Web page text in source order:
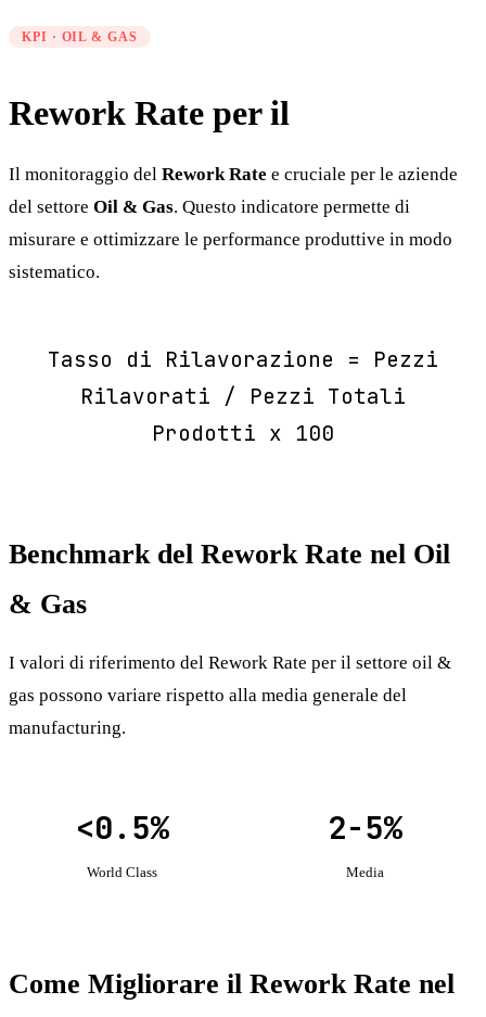
KPI · OIL & GAS
Rework Rate per il
Il monitoraggio del Rework Rate e cruciale per le aziende
del settore Oil & Gas. Questo indicatore permette di
misurare e ottimizzare le performance produttive in modo
sistematico.
Tasso di Rilavorazione = Pezzi
Rilavorati / Pezzi Totali
Prodotti x 100
Benchmark del Rework Rate nel Oil
& Gas
I valori di riferimento del Rework Rate per il settore oil &
gas possono variare rispetto alla media generale del
manufacturing.
<0.5%
World Class
2-5%
Media
Come Migliorare il Rework Rate nel